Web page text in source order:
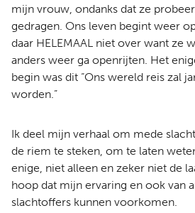
mijn vrouw, ondanks dat ze
gedragen. Ons leven begint weer
daar HELEMAAL niet over want ze
anders weer ga openrijten. Het
begin was dit “Ons wereld reis zal
worden.”
Ik deel mijn verhaal om mede
de riem te steken, om te laten
enige, niet alleen en zeker niet de
hoop dat mijn ervaring en ook van
slachtoffers kunnen voorkomen.